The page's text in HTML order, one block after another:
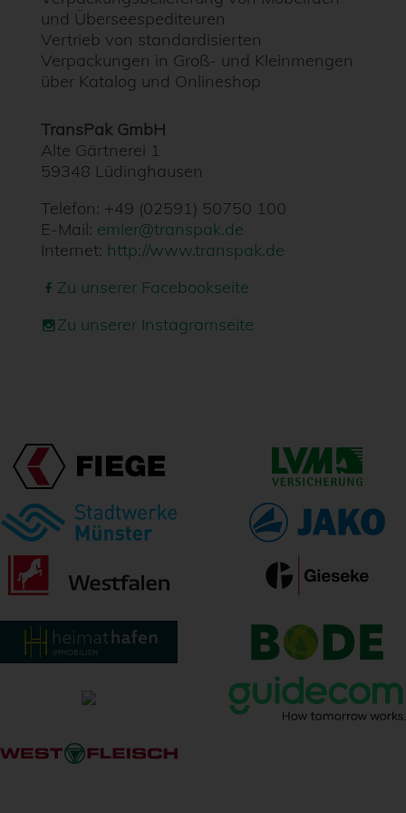
und Überseespediteuren
Vertrieb von standardisierten
Verpackungen in Groß- und Kleinmengen
über Katalog und Onlineshop
TransPak GmbH
Alte Gärtnerei 1
59348 Lüdinghausen
Telefon: +49 (02591) 50750 100
E-Mail: emler@transpak.de
Internet: http://www.transpak.de
Zu unserer Facebookseite
Zu unserer Instagramseite